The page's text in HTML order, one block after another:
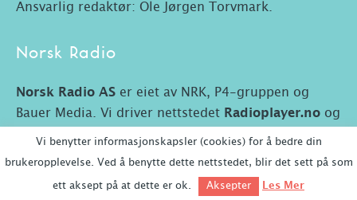
Ansvarlig redaktør: Ole Jørgen Torvmark.
Norsk Radio
Norsk Radio AS er eiet av NRK, P4-gruppen og
Bauer Media. Vi driver nettstedet Radioplayer.no og
Vi benytter informasjonskapsler (cookies) for å bedre din
brukeropplevelse. Ved å benytte dette nettstedet, blir det sett på som
ett aksept på at dette er ok. Aksepter Les Mer